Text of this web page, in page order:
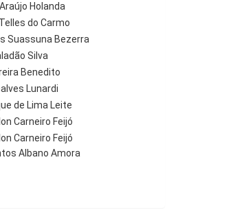
Holanda
do Carmo
Suassuna Bezerra
Silva
Benedito
Lunardi
de Lima Leite
Carneiro Feijó
Carneiro Feijó
Albano Amora